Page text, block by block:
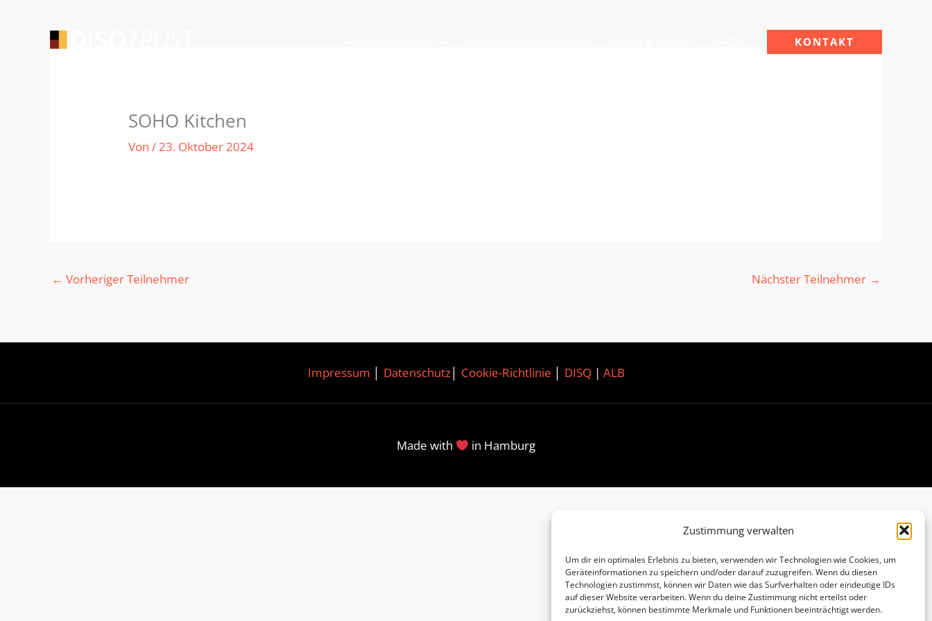
Zustimmung verwalten
Um dir ein optimales Erlebnis zu bieten, verwenden wir Technologien wie Cookies, um
Geräteinformationen zu speichern und/oder darauf zuzugreifen. Wenn du diesen
Technologien zustimmst, können wir Daten wie das Surfverhalten oder eindeutige IDs
auf dieser Website verarbeiten. Wenn du deine Zustimmung nicht erteilst oder
zurückziehst, können bestimmte Merkmale und Funktionen beeinträchtigt werden.
KONTAKT
SOHO Kitchen
Von/23. Oktober 2024
← Vorheriger Teilnehmer Nächster Teilnehmer →
Impressum Datenschutz│ Cookie-Richtlinie DISQ| ALB
Made with in Hamburg